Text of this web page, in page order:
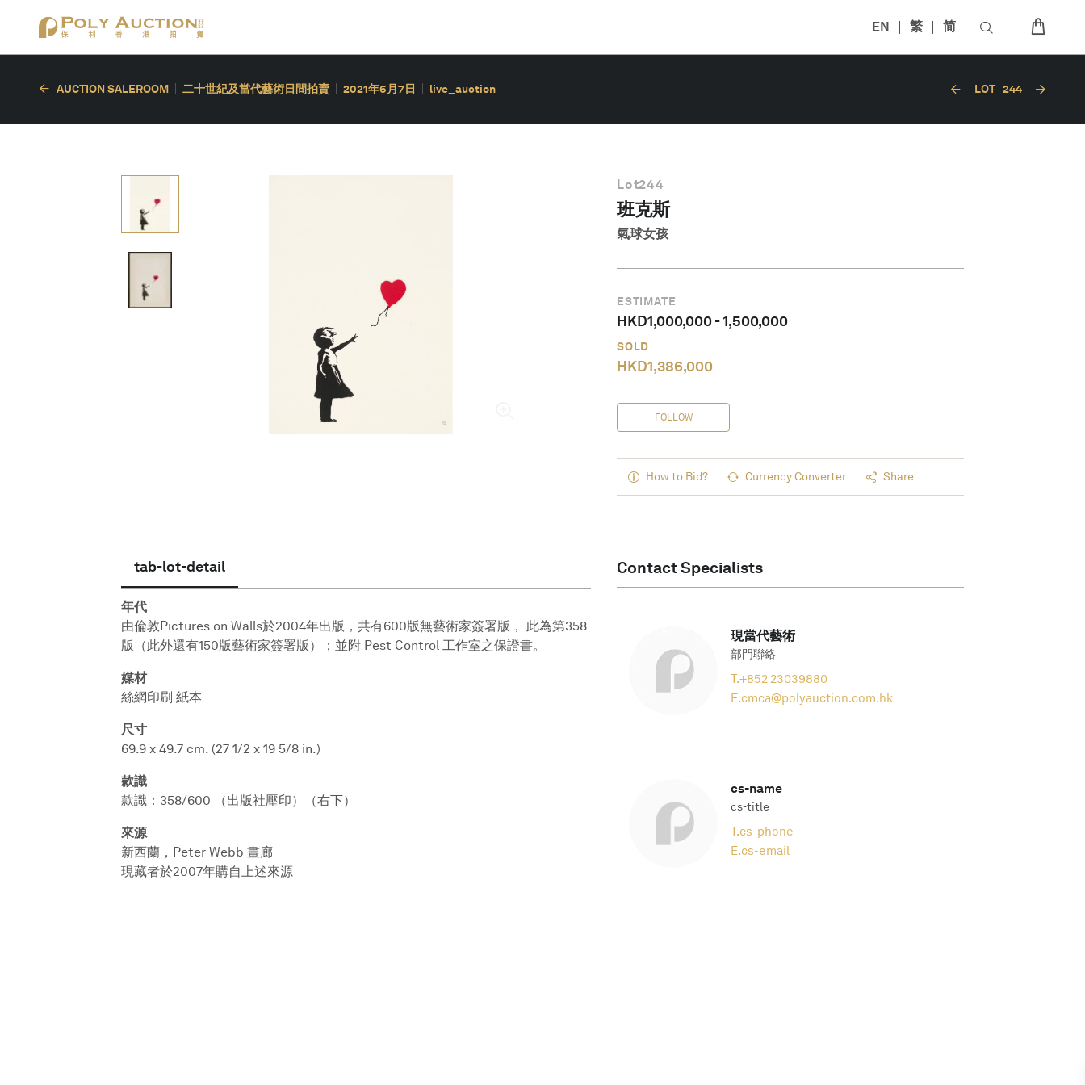
EN 繁 简
AUCTION SALEROOM 二十世紀及當代藝術日間拍賣 2021年6月7日 live_auction LOT 244
Lot244
班克斯
氣球女孩
ESTIMATE
HKD1,000,000-1,500,000
SOLD
HKD1,386,000
FOLLOW
How to Bid? Currency Converter Share
tab-lot-detail
年代
由倫敦Pictures on Walls於2004年出版，共有600版無藝術家簽署版， 此為第358
版（此外還有150版藝術家簽署版）；並附 Pest Control 工作室之保證書。
媒材
絲網印刷 紙本
尺寸
69.9 x 49.7 cm. (27 1/2 x 19 5/8 in.)
款識
款識：358/600 （出版社壓印）（右下）
來源
新西蘭，Peter Webb 畫廊
現藏者於2007年購自上述來源
Contact Specialists
現當代藝術
部門聯絡
T.+852 23039880
E.cmca@polyauction.com.hk
cs-name
cs-title
T.cs-phone
E.cs-email